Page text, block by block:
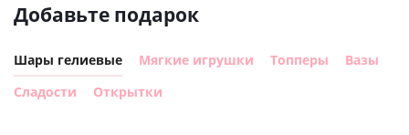
Добавьте подарок
Шары гелиевые Мягкие игрушки Топперы
Вазы
Сладости
Открытки